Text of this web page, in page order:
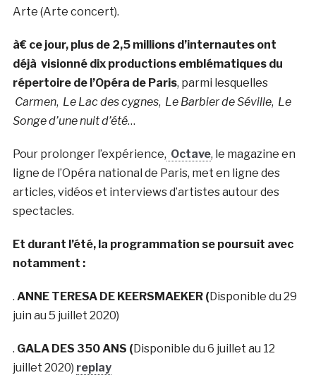
Arte (Arte concert).
à€ ce jour, plus de 2,5 millions d’internautes ont
déjà visionné dix productions emblématiques du
répertoire de l’Opéra de Paris, parmi lesquelles
Carmen, Le Lac des cygnes, Le Barbier de Séville, Le
Songe d’une nuit d’été…
Pour prolonger l’expérience, Octave, le magazine en
ligne de l’Opéra national de Paris, met en ligne des
articles, vidéos et interviews d’artistes autour des
spectacles.
Et durant l’été, la programmation se poursuit avec
notamment :
. ANNE TERESA DE KEERSMAEKER (Disponible du 29
juin au 5 juillet 2020)
. GALA DES 350 ANS (Disponible du 6 juillet au 12
juillet 2020) replay